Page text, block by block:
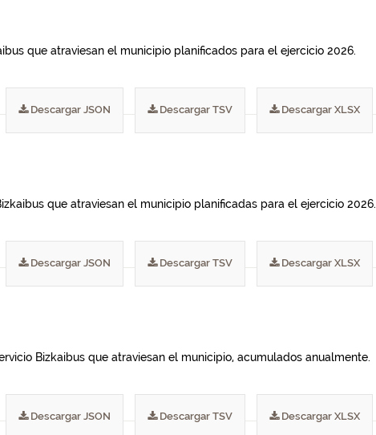
que atraviesan el municipio planificados para el ejercicio 2026.
Descargar JSON Descargar TSV Descargar XLSX
que atraviesan el municipio planificadas para el ejercicio 2026.
Descargar JSON Descargar TSV Descargar XLSX
Bizkaibus que atraviesan el municipio, acumulados anualmente.
Descargar JSON Descargar TSV Descargar XLSX